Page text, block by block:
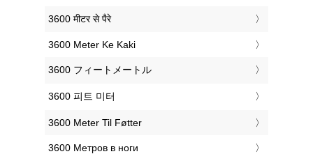
‎3600 मीटर से पैरे
‎3600 Meter Ke Kaki
‎3600 フィートメートル
‎3600 피트 미터
‎3600 Meter Til Føtter
‎3600 Метров в ноги